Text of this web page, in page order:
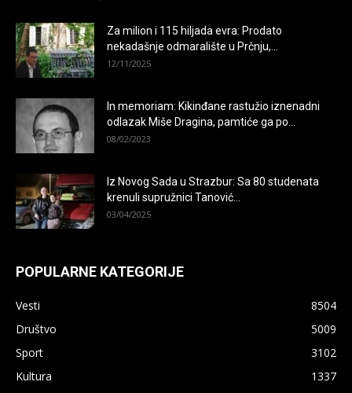
Za milion i 115 hiljada evra: Prodato
nekadašnje odmaralište u Prčnju,...
12/11/2025
In memoriam: Kikinđane rastužio iznenadni
odlazak Miše Dragina, pamtiće ga po...
08/02/2023
Iz Novog Sada u Strazbur: Sa 80 studenata
krenuli supružnici Tanović...
03/04/2025
POPULARNE KATEGORIJE
Vesti
8504
Društvo
5009
Sport
3102
Kultura
1337